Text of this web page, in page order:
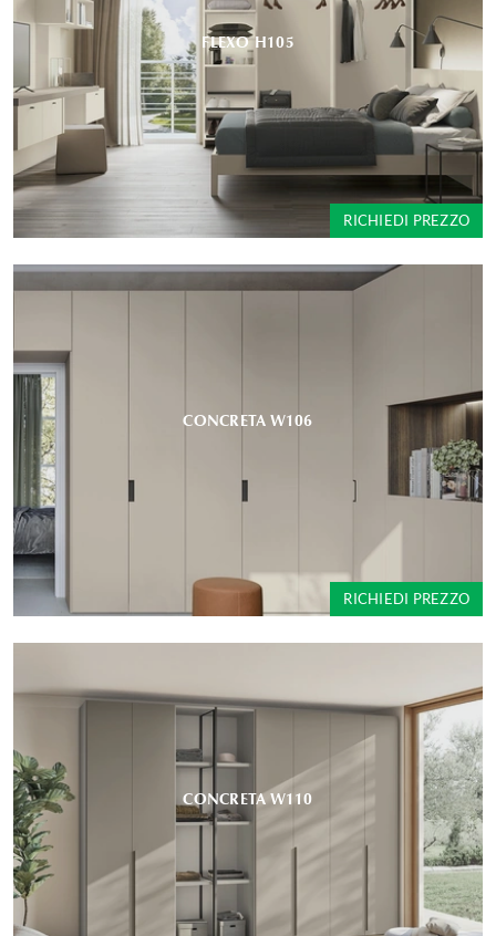
FLEXO H105
RICHIEDI PREZZO
CONCRETA W106
RICHIEDI PREZZO
CONCRETA W110